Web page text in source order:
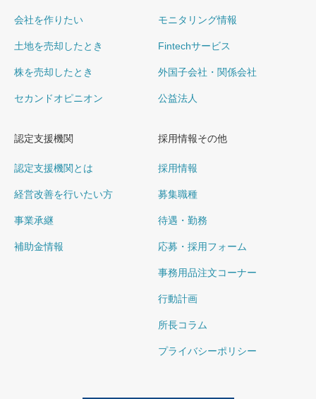
会社を作りたい
土地を売却したとき
株を売却したとき
セカンドオピニオン
モニタリング情報
Fintechサービス
外国子会社・関係会社
公益法人
認定支援機関
認定支援機関とは
経営改善を行いたい方
事業承継
補助金情報
採用情報その他
採用情報
募集職種
待遇・勤務
応募・採用フォーム
事務用品注文コーナー
行動計画
所長コラム
プライバシーポリシー